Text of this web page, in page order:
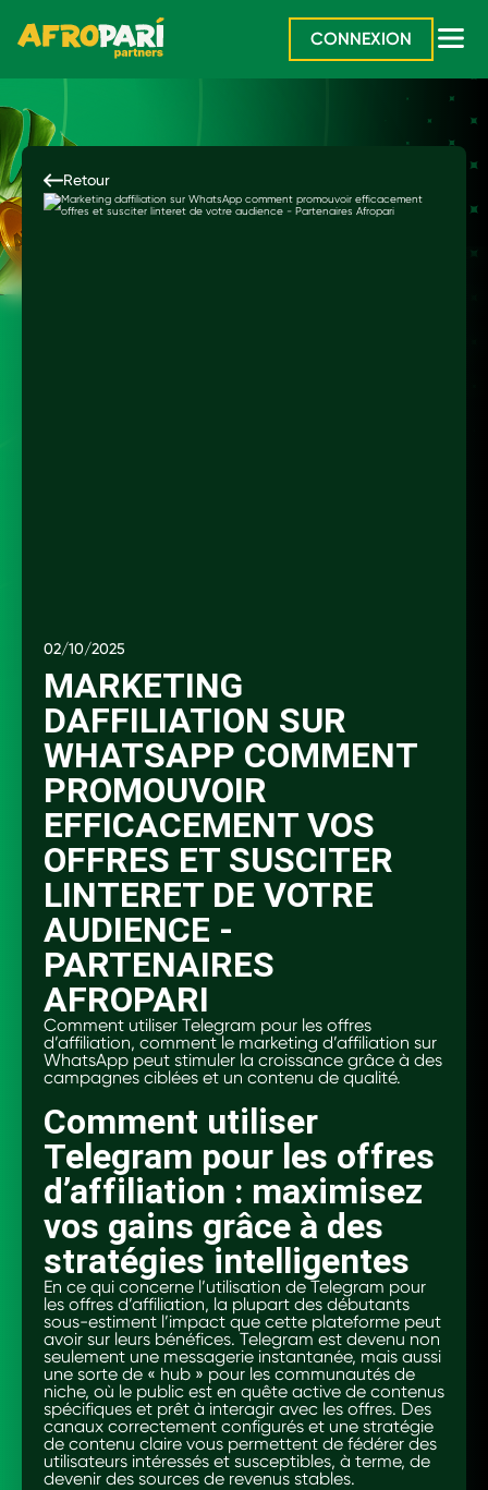
CONNEXION
Retour
02/10/2025
MARKETING
DAFFILIATION SUR
WHATSAPP COMMENT
PROMOUVOIR
EFFICACEMENT VOS
OFFRES ET SUSCITER
LINTERET DE VOTRE
AUDIENCE -
PARTENAIRES
AFROPARI
Comment utiliser Telegram pour les offres
d’affiliation, comment le marketing d’affiliation sur
WhatsApp peut stimuler la croissance grâce à des
campagnes ciblées et un contenu de qualité.
Comment utiliser
Telegram pour les offres
d’affiliation : maximisez
vos gains grâce à des
stratégies intelligentes
En ce qui concerne l’utilisation de Telegram pour
les offres d’affiliation, la plupart des débutants
sous-estiment l’impact que cette plateforme peut
avoir sur leurs bénéfices. Telegram est devenu non
seulement une messagerie instantanée, mais aussi
une sorte de « hub » pour les communautés de
niche, où le public est en quête active de contenus
spécifiques et prêt à interagir avec les offres. Des
canaux correctement configurés et une stratégie
de contenu claire vous permettent de fédérer des
utilisateurs intéressés et susceptibles, à terme, de
devenir des sources de revenus stables.